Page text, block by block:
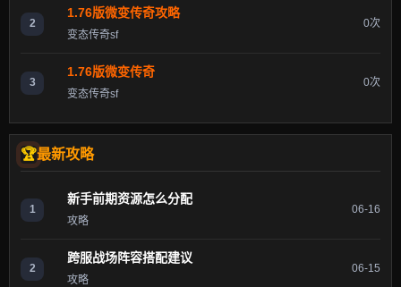
2
1.76版微变传奇攻略
变态传奇sf
0次
3
1.76版微变传奇
变态传奇sf
0次
最新攻略
1
新手前期资源怎么分配
攻略
06-16
2
跨服战场阵容搭配建议
攻略
06-15